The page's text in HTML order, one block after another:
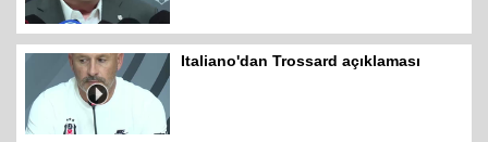
Italiano'dan Trossard açıklaması